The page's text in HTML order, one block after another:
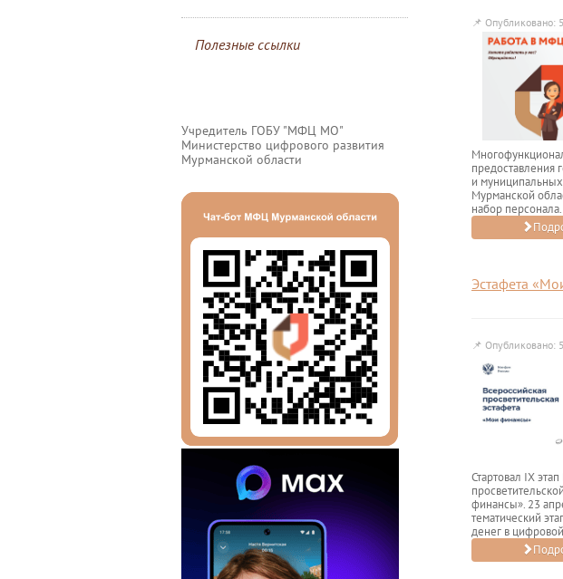
Полезные ссылки
Учредитель ГОБУ "МФЦ МО"
Министерство цифрового развития
Мурманской области
📌 Опубликовано:
предоставления
и муниципальных
Мурманской
набор
Эстафета
📌 Опубликовано:
Стартовал IХ
финансы». 23
тематический
денег в